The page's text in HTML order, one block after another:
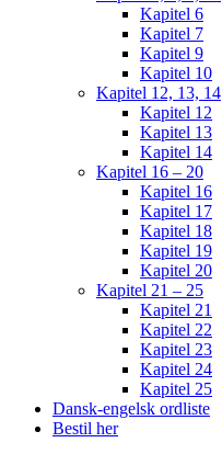
Kapitel 6
Kapitel 7
Kapitel 9
Kapitel 10
Kapitel 12, 13, 14
Kapitel 12
Kapitel 13
Kapitel 14
Kapitel 16 – 20
Kapitel 16
Kapitel 17
Kapitel 18
Kapitel 19
Kapitel 20
Kapitel 21 – 25
Kapitel 21
Kapitel 22
Kapitel 23
Kapitel 24
Kapitel 25
Dansk-engelsk ordliste
Bestil her